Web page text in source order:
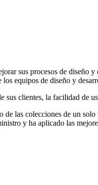
sus procesos de
equipos de diseño y
clientes, la facilidad de
las colecciones de un
y ha aplicado las